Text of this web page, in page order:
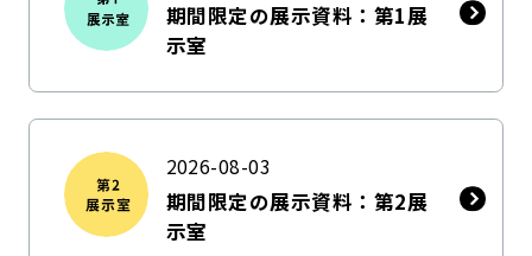
期間限定の展示資料：第1展
示室
2026-08-03
期間限定の展示資料：第2展
示室